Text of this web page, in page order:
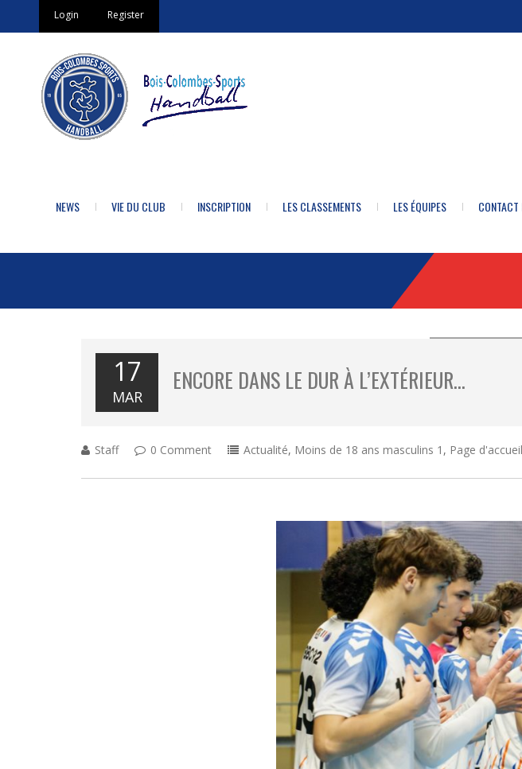
Login Register
NEWS VIE DU CLUB INSCRIPTION LES CLASSEMENTS LES ÉQUIPES
17
MAR
ENCORE DANS LE DUR À L’EXTÉRIEUR…
Staff 0 Comment Actualité, Moins de 18 ans masculins 1 , Page d'accueil